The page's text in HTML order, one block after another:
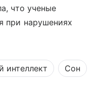
что ученые
при нарушениях
интеллект Сон